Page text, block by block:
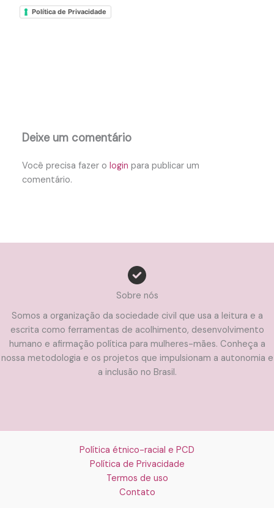
Política de Privacidade
Deixe um comentário
Você precisa fazer ologin para publicar um
comentário.
Sobre nós
Somos a organização da sociedade civil que usa a leitura e a
escrita como ferramentas de acolhimento, desenvolvimento
humano e afirmação política para mulheres-mães. Conheça a
nossa metodologia e os projetos que impulsionam a autonomia e
a inclusão no Brasil.
Política étnico-racial e PCD
Política de Privacidade
Termos de uso
Contato